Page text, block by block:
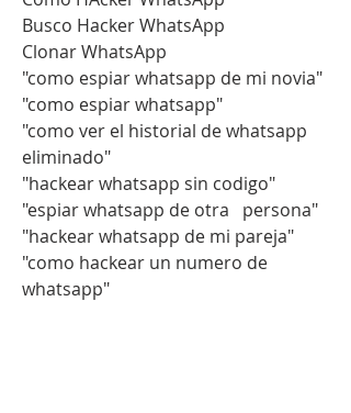
Busco Hacker WhatsApp
Clonar WhatsApp
"como espiar whatsapp de mi novia"
"como espiar whatsapp"
"como ver el historial de whatsapp
eliminado"
"hackear whatsapp sin codigo"
"espiar whatsapp de otra   persona"
"hackear whatsapp de mi pareja"
"como hackear un numero de
whatsapp"